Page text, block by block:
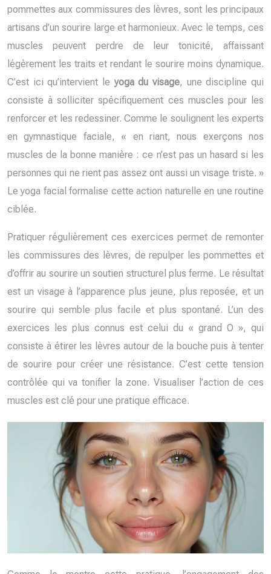
pommettes aux commissures des lèvres, sont les principaux
artisans d’un sourire large et harmonieux. Avec le temps, ces
muscles peuvent perdre de leur tonicité, affaissant
légèrement les traits et rendant le sourire moins dynamique.
C’est ici qu’intervient leyoga du visage, une discipline qui
consiste à solliciter spécifiquement ces muscles pour les
renforcer et les redessiner. Comme le soulignent les experts
en gymnastique faciale, « en riant, nous exerçons nos
muscles de la bonne manière : ce n’est pas un hasard si les
personnes qui ne rient pas assez ont aussi un visage triste. »
Le yoga facial formalise cette action naturelle en une routine
ciblée.
Pratiquer régulièrement ces exercices permet de remonter
les commissures des lèvres, de repulper les pommettes et
d’offrir au sourire un soutien structurel plus ferme. Le résultat
est un visage à l’apparence plus jeune, plus reposée, et un
sourire qui semble plus facile et plus spontané. L’un des
exercices les plus connus est celui du « grand O », qui
consiste à étirer les lèvres autour de la bouche puis à tenter
de sourire pour créer une résistance. C’est cette tension
contrôlée qui va tonifier la zone. Visualiser l’action de ces
muscles est clé pour une pratique efficace.